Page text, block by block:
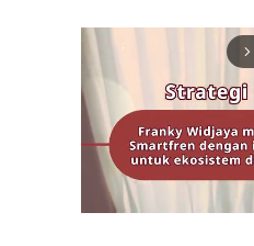
arrow_forward_ios